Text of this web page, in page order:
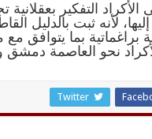
التفكير
لأنه ثبت بالدليل
بما يتوافق مع
نحو العاصمة
Twitter